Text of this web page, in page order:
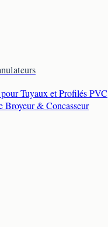
Tuyaux et Profilés PVC
Broyeur & Concasseur